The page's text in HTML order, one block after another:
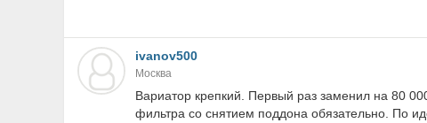
ivanov500
Москва
Вариатор крепкий. Первый раз заменил на 80
фильтра со снятием поддона обязательно. По